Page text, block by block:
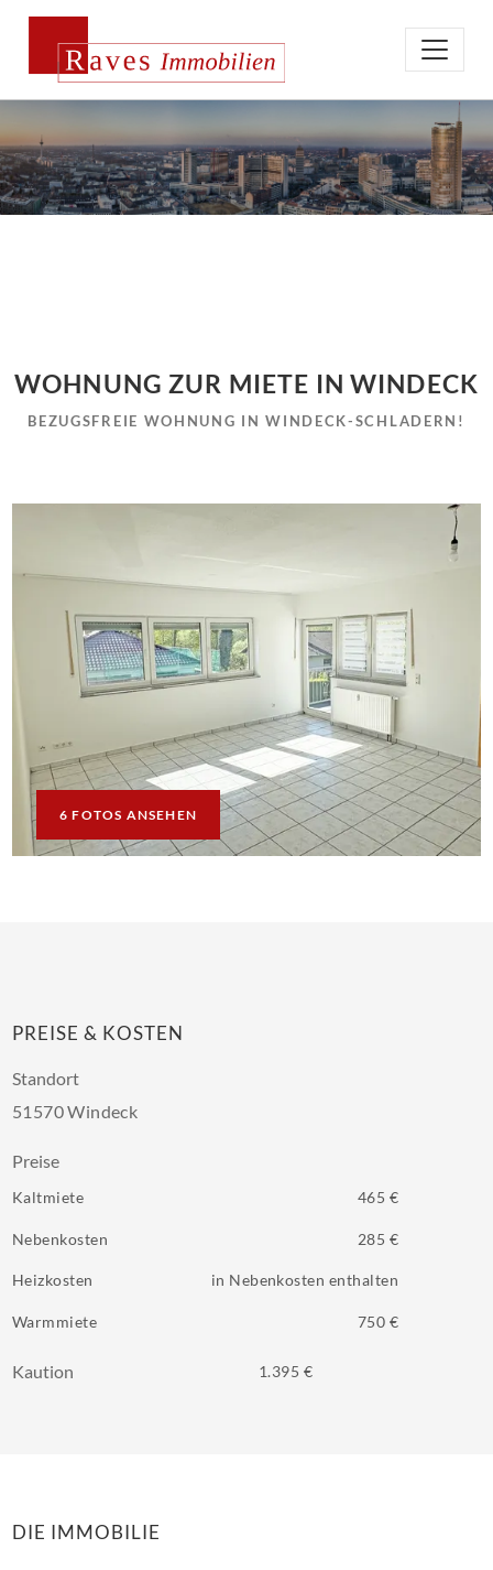
WOHNUNG ZUR MIETE IN WINDECK
BEZUGSFREIE WOHNUNG IN WINDECK-SCHLADERN!
6 FOTOS ANSEHEN
PREISE & KOSTEN
Standort
51570 Windeck
Preise
Kaltmiete 465 €
Nebenkosten 285 €
Heizkosten in Nebenkosten enthalten
Warmmiete 750 €
Kaution 1.395 €
DIE IMMOBILIE